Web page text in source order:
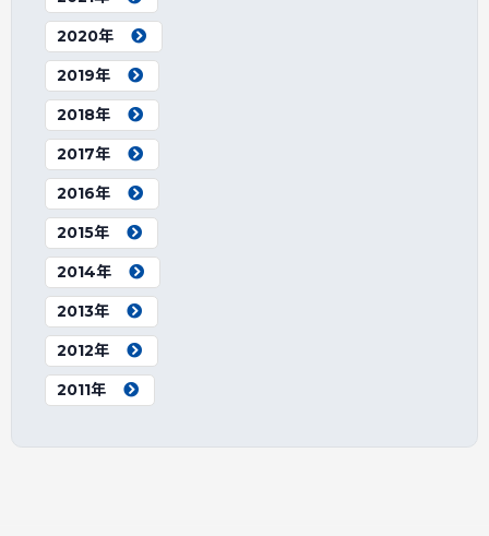
2020年
2019年
2018年
2017年
2016年
2015年
2014年
2013年
2012年
2011年